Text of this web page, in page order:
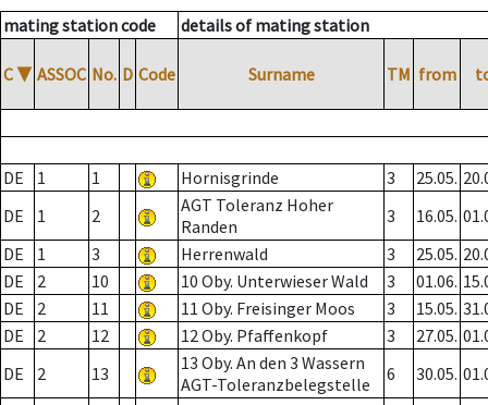
mating station code details of mating station
C ▼ ASSOC No. D Code Surname TM from
DE 1 1 Hornisgrinde 3 25.05.
DE
1 2
AGT Toleranz Hoher
Randen
3 16.05.
DE
1 3 Herrenwald 3 25.05.
DE
2 10 10 Oby. Unterwieser Wald 3 01.06.
DE
2 11 11 Oby. Freisinger Moos 3 15.05.
DE
2 12 12 Oby. Pfaffenkopf 3 27.05.
DE
2 13
13 Oby. An den 3 Wassern
AGT-Toleranzbelegstelle
6 30.05.